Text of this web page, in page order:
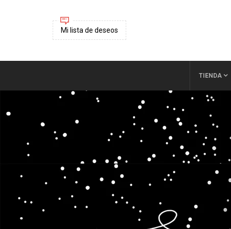
Mi lista de deseos
TIENDA